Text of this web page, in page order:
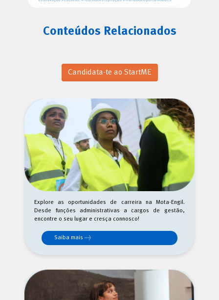
Conteúdos Relacionados
Candidata-te ao StartME
Explore as oportunidades de carreira na Mota-Engil.
Desde funções administrativas a cargos de gestão,
encontre o seu lugar e cresça connosco!
Saiba mais →